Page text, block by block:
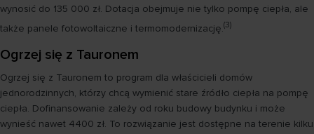
wynosić do 135 000 zł. Dotacja obejmuje nie tylko pompę ciepła, ale
także panele fotowoltaiczne i termomodernizację. (3)
Ogrzej się z Tauronem
Ogrzej się z Tauronem to program dla właścicieli domów
jednorodzinnych, którzy chcą wymienić stare źródło ciepła na pompę
ciepła. Dofinansowanie zależy od roku budowy budynku i może
wynieść nawet 4400 zł. To rozwiązanie jest dostępne na terenie kilku